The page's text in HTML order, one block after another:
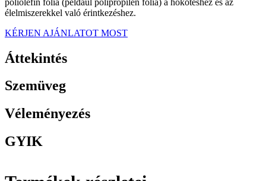
élelmiszerekkel való érintkezéshez.
KÉRJEN AJÁNLATOT MOST
Áttekintés
Szemüveg
Véleményezés
GYIK